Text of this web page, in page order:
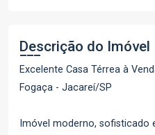
Descrição do Imóvel
Excelente Casa Térrea à
Fogaça - Jacareí/SP
Imóvel moderno, sofisticado